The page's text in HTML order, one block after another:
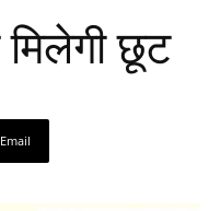
छूट
Email